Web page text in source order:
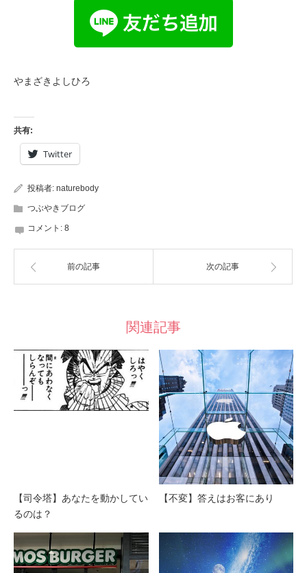
やまざきよしひろ
共有:
Twitter
投稿者: naturebody
つぶやきブログ
コメント: 8
前の記事 次の記事
関連記事
【司令塔】あなたを動かしてい
るのは？
【不変】答えはお客にあり